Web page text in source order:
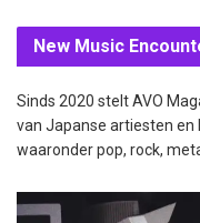
New Music
Sinds 2020 stelt AVO
van Japanse artiesten en
waaronder pop, rock,